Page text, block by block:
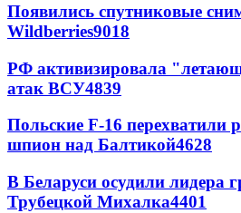
Появились спутниковые
Wildberries9018
РФ активизировала
атак ВСУ4839
Польские F-16 перехватили
шпион над Балтикой4628
В Беларуси осудили лидера
Трубецкой Михалка4401